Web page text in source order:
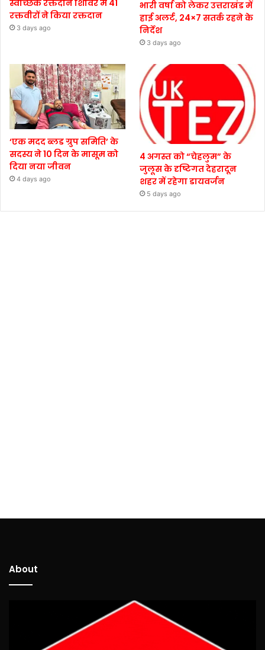
स्वैच्छिक रक्तदान शिविर में 41
रक्तवीरों ने किया रक्तदान
3 days ago
भारी वर्षा को लेकर उत्तराखंड में
हाई अलर्ट, 24×7 सतर्क रहने के
निर्देश
3 days ago
‘एक मदद ब्लड ग्रुप समिति’ के
सदस्य ने 10 दिन के मासूम को
दिया नया जीवन
4 days ago
4 अगस्त को “चेहलुम” के
जुलूस के दृष्टिगत देहरादून
शहर में रहेगा डायवर्जन
5 days ago
About